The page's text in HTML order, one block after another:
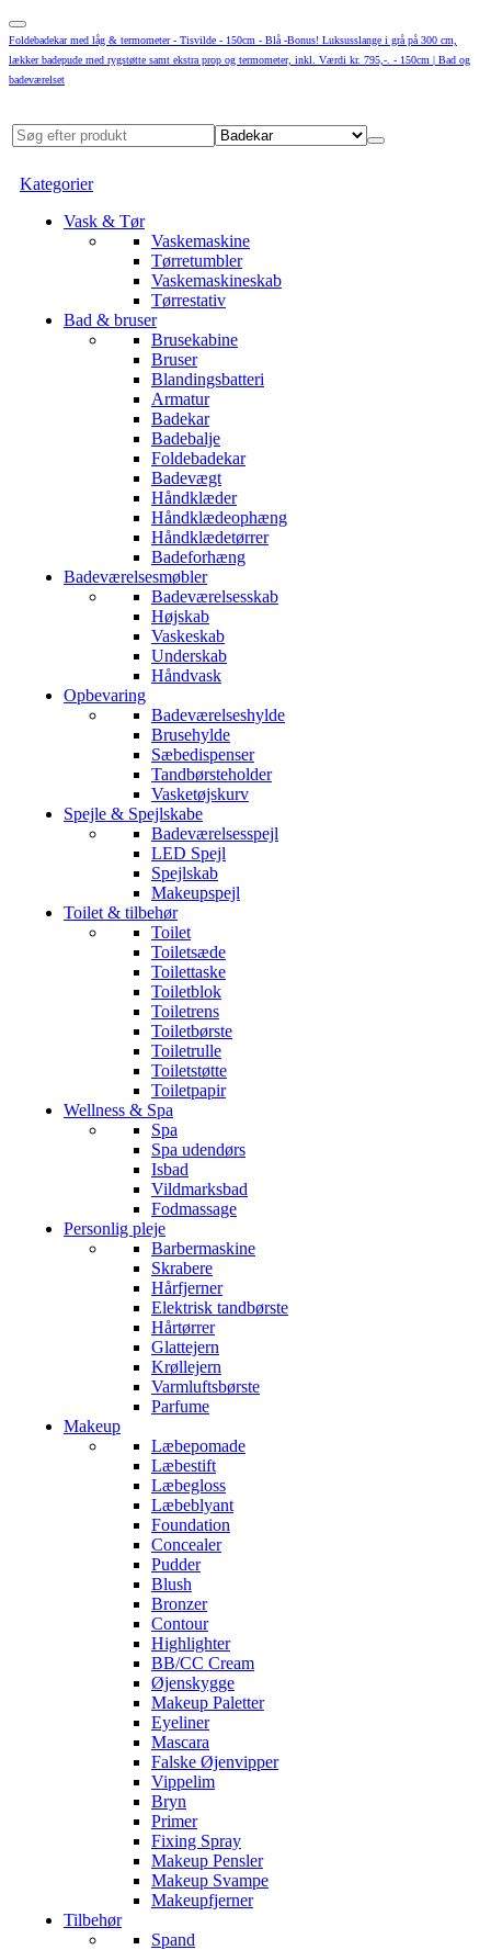
Foldebadekar med låg & termometer - Tisvilde - 150cm - Blå -Bonus! Luksusslange i grå på 300 cm,
lækker badepude med rygstøtte samt ekstra prop og termometer, inkl. Værdi kr. 795,-. - 150cm | Bad og
badeværelset
Kategorier
Vask & Tør
Vaskemaskine
Tørretumbler
Vaskemaskineskab
Tørrestativ
Bad & bruser
Brusekabine
Bruser
Blandingsbatteri
Armatur
Badekar
Badebalje
Foldebadekar
Badevægt
Håndklæder
Håndklædeophæng
Håndklædetørrer
Badeforhæng
Badeværelsesmøbler
Badeværelsesskab
Højskab
Vaskeskab
Underskab
Håndvask
Opbevaring
Badeværelseshylde
Brusehylde
Sæbedispenser
Tandbørsteholder
Vasketøjskurv
Spejle & Spejlskabe
Badeværelsesspejl
LED Spejl
Spejlskab
Makeupspejl
Toilet & tilbehør
Toilet
Toiletsæde
Toilettaske
Toiletblok
Toiletrens
Toiletbørste
Toiletrulle
Toiletstøtte
Toiletpapir
Wellness & Spa
Spa
Spa udendørs
Isbad
Vildmarksbad
Fodmassage
Personlig pleje
Barbermaskine
Skrabere
Hårfjerner
Elektrisk tandbørste
Hårtørrer
Glattejern
Krøllejern
Varmluftsbørste
Parfume
Makeup
Læbepomade
Læbestift
Læbegloss
Læbeblyant
Foundation
Concealer
Pudder
Blush
Bronzer
Contour
Highlighter
BB/CC Cream
Øjenskygge
Makeup Paletter
Eyeliner
Mascara
Falske Øjenvipper
Vippelim
Bryn
Primer
Fixing Spray
Makeup Pensler
Makeup Svampe
Makeupfjerner
Tilbehør
Spand